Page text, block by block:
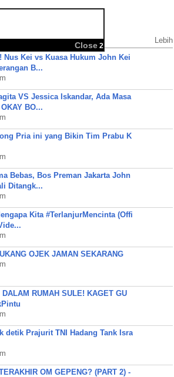
Close 2
Lebih
Nus Kei vs Kuasa Hukum John Kei
B...
VS Jessica Iskandar, Ada Masa
BO...
Pria ini yang Bikin Tim Prabu K
Bebas, Bos Preman Jakarta John
Ditangk...
Kita #TerlanjurMencinta (Offi
OJEK JAMAN SEKARANG
RUMAH SULE! KAGET GU
detik Prajurit TNI Hadang Tank Isra
OM GEPENG? (PART 2) -